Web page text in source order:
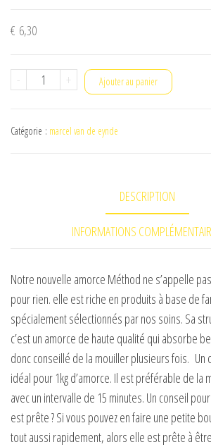
€ 6,30
-
quantité
method
+ Ajouter au panier
Catégorie : marcel van de eynde
DESCRIPTION
INFORMATIONS
Notre nouvelle amorce Méthod ne s’appelle
pour rien. elle est riche en produits à base de
spécialement sélectionnés par nos soins. Sa
c’est un amorce de haute qualité qui absorbe
donc conseillé de la mouiller plusieurs fois. Un
idéal pour 1kg d’amorce. Il est préférable de la
avec un intervalle de 15 minutes. Un conseil
est prête ? Si vous pouvez en faire une petite
tout aussi rapidement, alors elle est prête à